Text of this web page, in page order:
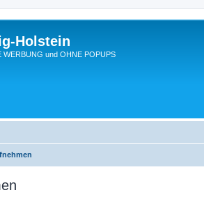
Holstein
und OHNE POPUPS